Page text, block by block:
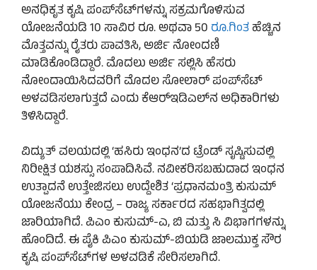
ಅನಧಿಕೃತ ಕೃಷಿ ಪಂಪ್‌ಸೆಟ್‌ಗಳನ್ನು ಸಕ್ರಮಗೊಳಿಸುವ
ಯೋಜನೆಯಡಿ 10 ಸಾವಿರ ರೂ. ಅಥವಾ 50 ರೂ.ಗಿಂತಹೆಚ್ಚಿನ
ಮೊತ್ತವನ್ನು ರೈತರು ಪಾವತಿಸಿ, ಅರ್ಜಿ ನೋಂದಣಿ
ಮಾಡಿಕೊಂಡಿದ್ದಾರೆ. ಮೊದಲು ಅರ್ಜಿ ಸಲ್ಲಿಸಿ ಹೆಸರು
ನೋಂದಾಯಿಸಿದವರಿಗೆ ಮೊದಲ ಸೋಲಾರ್ ಪಂಪ್‌ಸೆಟ್
ಅಳವಡಿಸಲಾಗುತ್ತದೆ ಎಂದು ಕೆಆರ್‌ಇಡಿಎಲ್​ನ ಅಧಿಕಾರಿಗಳು
ತಿಳಿಸಿದ್ದಾರೆ.
ವಿದ್ಯುತ್ ವಲಯದಲ್ಲಿ ‘ಹಸಿರು ಇಂಧನ’ದ ಟ್ರೆಂಡ್ ಸೃಷ್ಟಿಸುವಲ್ಲಿ
ನಿರೀಕ್ಷಿತ ಯಶಸ್ಸು ಸಂಪಾದಿಸಿವೆ. ನವೀಕರಿಸಬಹುದಾದ ಇಂಧನ
ಉತ್ಪಾದನೆ ಉತ್ತೇಜಿಸಲು ಉದ್ದೇಶಿತ ‘ಪ್ರಧಾನಮಂತ್ರಿ ಕುಸುಮ್
ಯೋಜನೆಯು ಕೇಂದ್ರ – ರಾಜ್ಯ ಸರ್ಕಾರದ ಸಹಭಾಗಿತ್ವದಲ್ಲಿ
ಜಾರಿಯಾಗಿದೆ. ಪಿಎಂ ಕುಸುಮ್-ಎ, ಬಿ ಮತ್ತು ಸಿ ವಿಭಾಗಗಳನ್ನು
ಹೊಂದಿದೆ. ಈ ಪೈಕಿ ಪಿಎಂ ಕುಸುಮ್-ಬಿಯಡಿ ಜಾಲಮುಕ್ತ ಸೌರ
ಕೃಷಿ ಪಂಪ್‌ಸೆಟ್‌ಗಳ ಅಳವಡಿಕೆ ಸೇರಿಸಲಾಗಿದೆ.